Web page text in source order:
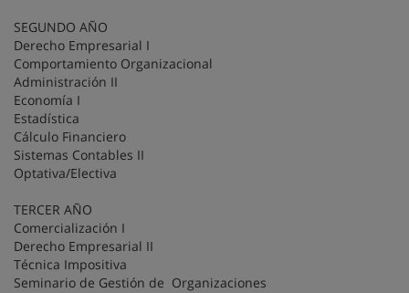
SEGUNDO AÑO
Derecho Empresarial I
Comportamiento Organizacional
Administración II
Economía I
Estadística
Cálculo Financiero
Sistemas Contables II
Optativa/Electiva
TERCER AÑO
Comercialización I
Derecho Empresarial II
Técnica Impositiva
Seminario de Gestión de Organizaciones